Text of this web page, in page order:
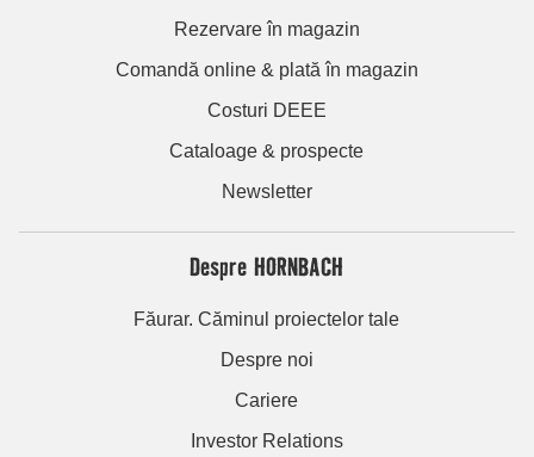
Rezervare în magazin
Comandă online & plată în magazin
Costuri DEEE
Cataloage & prospecte
Newsletter
Despre HORNBACH
Făurar. Căminul proiectelor tale
Despre noi
Cariere
Investor Relations